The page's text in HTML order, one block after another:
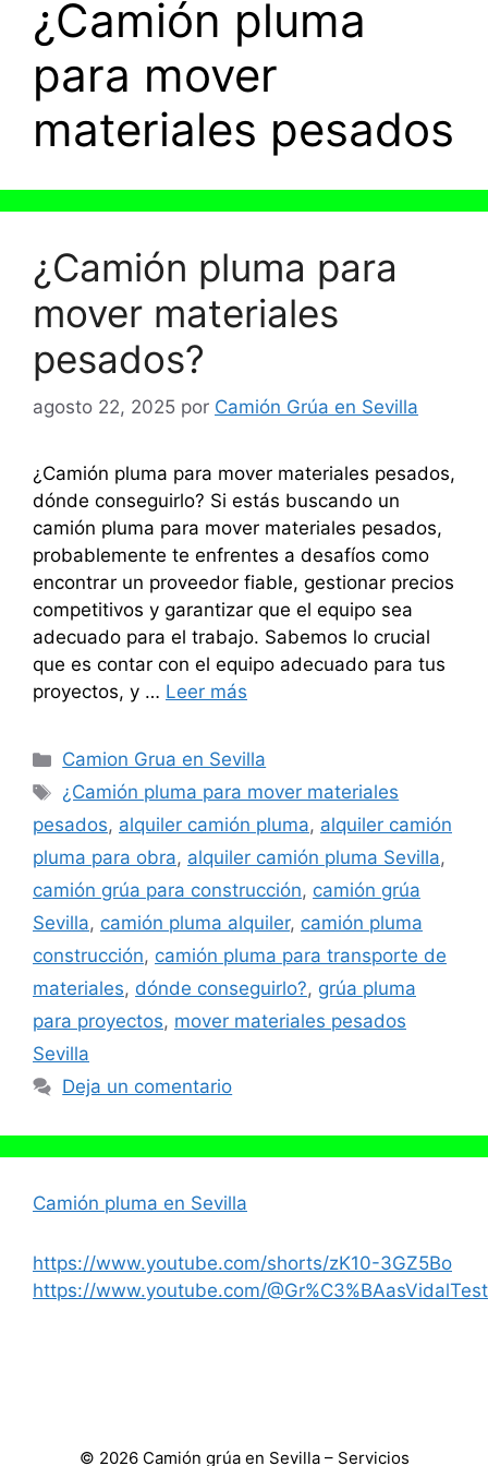
¿Camión pluma
para mover
materiales pesados
¿Camión pluma para
mover materiales
pesados?
agosto 22, 2025 por Camión Grúa en Sevilla
¿Camión pluma para mover materiales pesados,
dónde conseguirlo? Si estás buscando un
camión pluma para mover materiales pesados,
probablemente te enfrentes a desafíos como
encontrar un proveedor fiable, gestionar precios
competitivos y garantizar que el equipo sea
adecuado para el trabajo. Sabemos lo crucial
que es contar con el equipo adecuado para tus
proyectos, y … Leer más
Categorías
Camion Grua en Sevilla
Etiquetas
¿Camión pluma para mover materiales
pesados, alquiler camión pluma, alquiler camión
pluma para obra, alquiler camión pluma Sevilla,
camión grúa para construcción, camión grúa
Sevilla, camión pluma alquiler, camión pluma
construcción, camión pluma para transporte de
materiales, dónde conseguirlo?, grúa pluma
para proyectos, mover materiales pesados
Sevilla
Deja un comentario
Camión pluma en Sevilla
https://www.youtube.com/shorts/zK10-3GZ5Bo
https://www.youtube.com/
© 2026 Camión grúa en Sevilla – Servicios